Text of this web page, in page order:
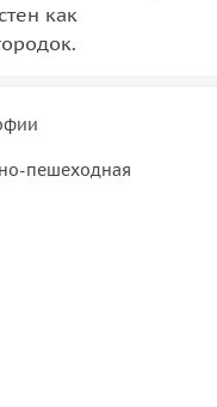
как
пешеходная